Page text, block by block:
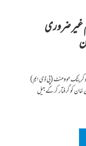
غیر ضروری
موومنٹ (پی ڈی ایم)
خان کو گرفتار کرکے جیل